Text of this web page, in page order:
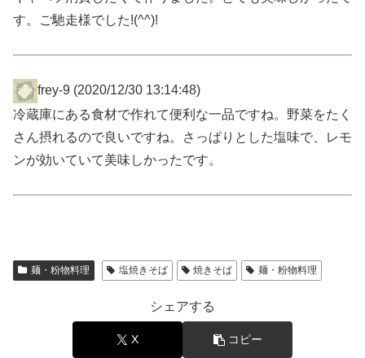
す。ご馳走様でした!(^^)!
frey-9 (2020/12/30 13:14:48)
冷蔵庫にある食材で作れて便利な一品ですね。野菜をたく
さん摂れるので良いですね。さっぱりとした塩味で、レモ
ンが効いていて美味しかったです。
麺・粉物料理 塩焼きそば 焼きそば 麺・粉物料理
シェアする
X コピー